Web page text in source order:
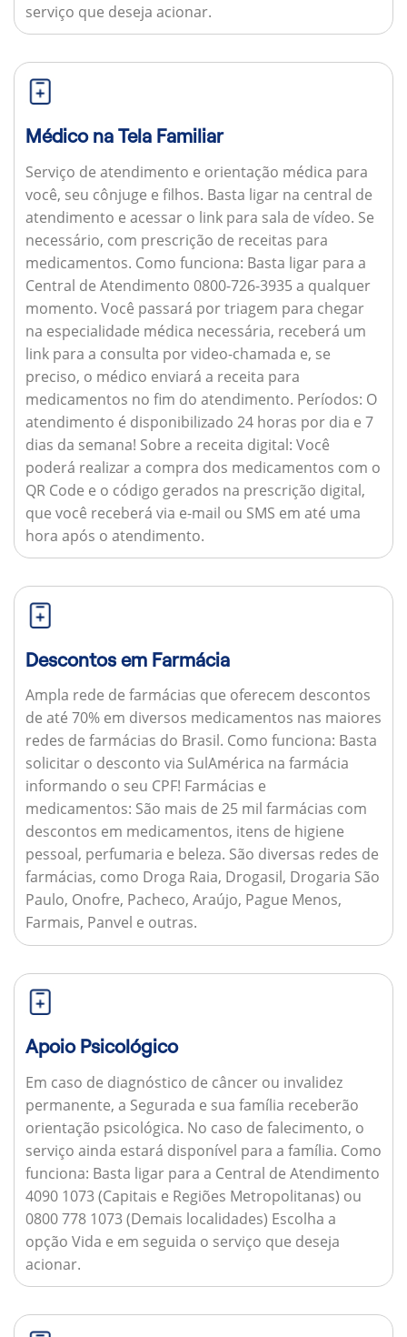
serviço que deseja acionar.
Médico na Tela Familiar
Serviço de atendimento e orientação médica para
você, seu cônjuge e filhos. Basta ligar na central de
atendimento e acessar o link para sala de vídeo. Se
necessário, com prescrição de receitas para
medicamentos. Como funciona: Basta ligar para a
Central de Atendimento 0800-726-3935 a qualquer
momento. Você passará por triagem para chegar
na especialidade médica necessária, receberá um
link para a consulta por video-chamada e, se
preciso, o médico enviará a receita para
medicamentos no fim do atendimento. Períodos: O
atendimento é disponibilizado 24 horas por dia e 7
dias da semana! Sobre a receita digital: Você
poderá realizar a compra dos medicamentos com o
QR Code e o código gerados na prescrição digital,
que você receberá via e-mail ou SMS em até uma
hora após o atendimento.
Descontos em Farmácia
Ampla rede de farmácias que oferecem descontos
de até 70% em diversos medicamentos nas maiores
redes de farmácias do Brasil. Como funciona: Basta
solicitar o desconto via SulAmérica na farmácia
informando o seu CPF! Farmácias e
medicamentos: São mais de 25 mil farmácias com
descontos em medicamentos, itens de higiene
pessoal, perfumaria e beleza. São diversas redes de
farmácias, como Droga Raia, Drogasil, Drogaria São
Paulo, Onofre, Pacheco, Araújo, Pague Menos,
Farmais, Panvel e outras.
Apoio Psicológico
Em caso de diagnóstico de câncer ou invalidez
permanente, a Segurada e sua família receberão
orientação psicológica. No caso de falecimento, o
serviço ainda estará disponível para a família. Como
funciona: Basta ligar para a Central de Atendimento
4090 1073 (Capitais e Regiões Metropolitanas) ou
0800 778 1073 (Demais localidades) Escolha a
opção Vida e em seguida o serviço que deseja
acionar.